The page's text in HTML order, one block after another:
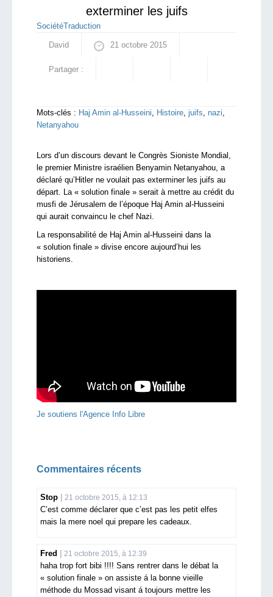
exterminer les juifs
SociétéTraduction
David 21 octobre 2015
Partager :
Mots-clés : Haj Amin al-Husseini, Histoire, juifs, nazi,
Netanyahou
Lors d’un discours devant le Congrès Sioniste Mondial,
le premier Ministre israélien Benyamin Netanyahou, a
déclaré qu’Hitler ne voulait pas exterminer les juifs au
départ. La « solution finale » serait à mettre au crédit du
musfi de Jérusalem de l’époque Haj Amin al-Husseini
qui aurait convaincu le chef Nazi.
La responsabilité de Haj Amin al-Husseini dans la
« solution finale » divise encore aujourd’hui les
historiens.
Je soutiens l'Agence Info Libre
Commentaires récents
Stop 21 octobre 2015, à 12:13
C’est comme déclarer que c’est pas les petit elfes
mais la mere noel qui prepare les cadeaux.
Fred 21 octobre 2015, à 12:39
haha trop fort bibi !!!! Sans rentrer dans le débat la
« solution finale » on assiste á la bonne vieille
méthode du Mossad visant á toujours mettre les